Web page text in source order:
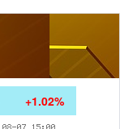
+1.02%